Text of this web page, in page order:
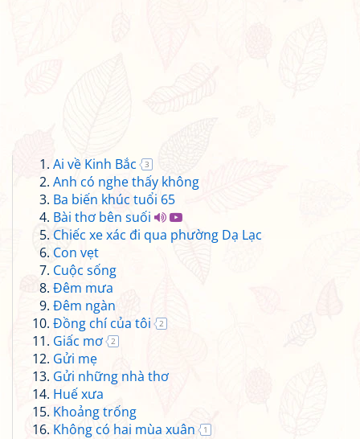
Ai về Kinh Bắc 3
Anh có nghe thấy không
Ba biến khúc tuổi 65
Bài thơ bên suối
Chiếc xe xác đi qua phường Dạ Lạc
Con vẹt
Cuộc sống
Đêm mưa
Đêm ngàn
Đồng chí của tôi
2
Giấc mơ 2
Gửi mẹ
Gửi những nhà thơ
Huế xưa
Khoảng trống
Không có hai mùa xuân
1